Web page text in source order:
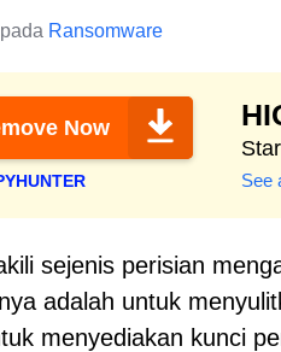
pada Ransomware
Now
See
sejenis perisian
adalah untuk
menyediakan kunci